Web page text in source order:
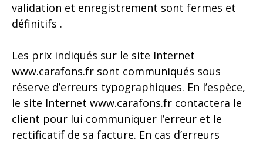
validation et enregistrement sont fermes et
définitifs .
Les prix indiqués sur le site Internet
www.carafons.fr sont communiqués sous
réserve d’erreurs typographiques. En l’espèce,
le site Internet www.carafons.fr contactera le
client pour lui communiquer l’erreur et le
rectificatif de sa facture. En cas d’erreurs